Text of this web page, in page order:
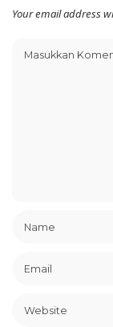
Your email address